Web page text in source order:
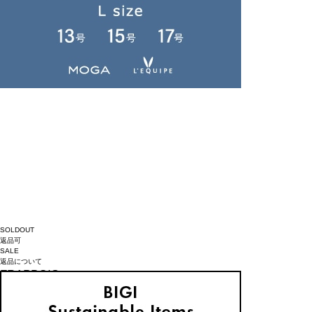
SOLDOUT
返品可
SALE
返品について
FRAPBOIS
タイムセール価格(2026年8月12日 09:59まで)